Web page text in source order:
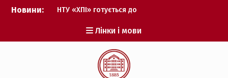
Перейти
Новини:
НТУ «ХПІ» готується до
Музичні таланти ХПІ
запрошуються на
Всеукраїнський
фестиваль «Червона
рута – 2027»
Лінки і мови